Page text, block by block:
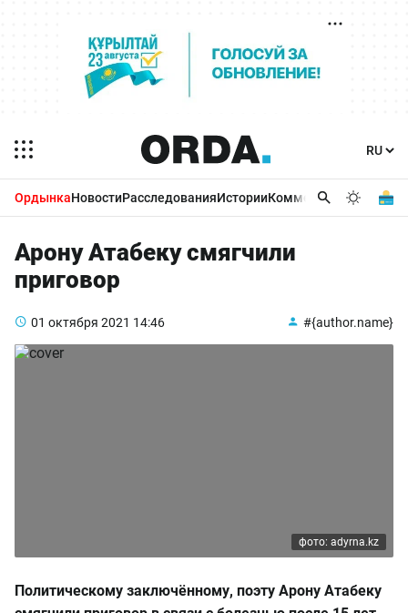
ОрдынкаНовостиРасследованияИсторииКомментарииБизнес
Арону Атабеку смягчили
приговор
01 октября 2021 14:46 #{author.name}
фото: adyrna.kz
Политическому заключённому, поэту Арону Атабеку